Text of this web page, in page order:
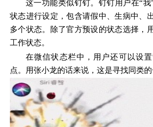
这一功能类似钉钉。钉钉用户在“
状态进行设定，包含请假中、生病中、
多个状态。除了官方预设的状态选择，
工作状态。
在微信状态栏中，用户还可以设
点。用张小龙的话来说，这是寻找同类的